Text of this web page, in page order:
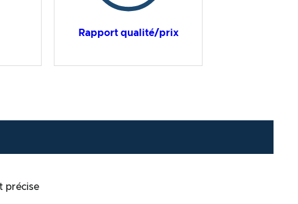
Rapport qualité/prix
précise